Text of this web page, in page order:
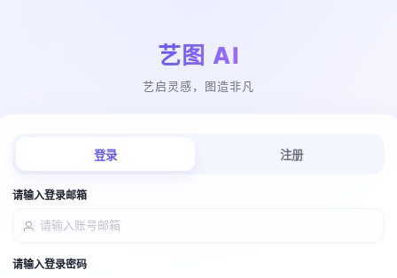
艺图 AI
艺启灵感，图造非凡
登录 注册
请输入登录邮箱
请输入登录密码